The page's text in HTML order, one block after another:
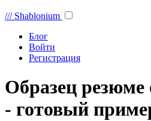
/// Shablonium
Блог
Войти
Регистрация
Образец
- готовый